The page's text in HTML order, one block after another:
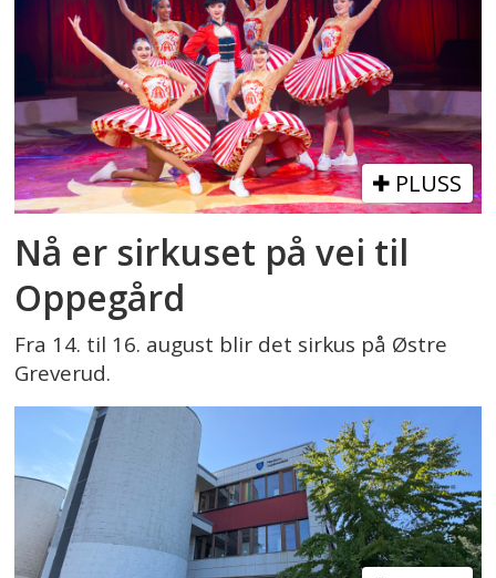
PLUSS
Nå er sirkuset på vei til
Oppegård
Fra 14. til 16. august blir det sirkus på Østre
Greverud.